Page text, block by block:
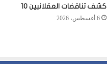
كشف تناقضات العقلانيين 10
6 أغسطس، 2026